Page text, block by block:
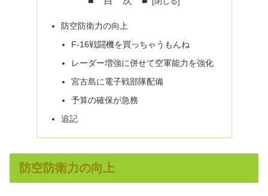
防空防衛力の向上
F-16戦闘機を買っちゃうもんね
レーダー増強に併せて空軍能力を強化
宮古島に電子戦部隊配備
予算の確保が急務
追記
防空防衛力の向上